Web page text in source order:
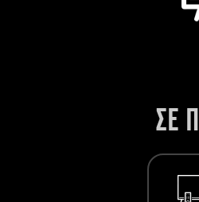
ΣΕ